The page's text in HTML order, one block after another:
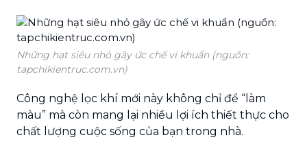
Những hạt siêu nhỏ gây ức chế vi khuẩn (nguồn:
tapchikientruc.com.vn)
Công nghệ lọc khí mới này không chỉ để “làm
màu” mà còn mang lại nhiều lợi ích thiết thực cho
chất lượng cuộc sống của bạn trong nhà.